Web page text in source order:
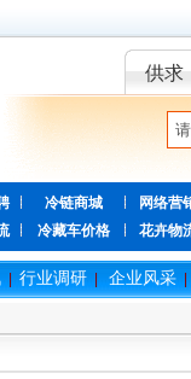
供求
冷链商城
网络营
冷藏车价格 花卉物
行业调研 企业风采